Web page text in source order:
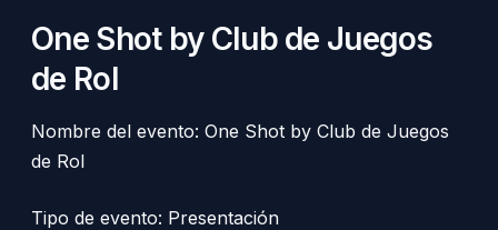
One Shot by Club de Juegos
de Rol
Nombre del evento: One Shot by Club de Juegos
de Rol
Tipo de evento: Presentación